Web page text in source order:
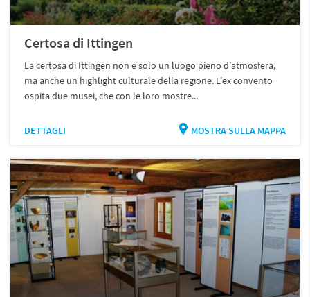
Certosa di Ittingen
La certosa di Ittingen non è solo un luogo pieno d’atmosfera,
ma anche un highlight culturale della regione. L’ex convento
ospita due musei, che con le loro mostre...
DETTAGLI MOSTRA SULLA MAPPA